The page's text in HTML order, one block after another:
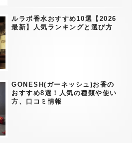
ルラボ香水おすすめ10選【2026
最新】人気ランキングと選び方
GONESH(ガーネッシュ)お香の
おすすめ8選！人気の種類や使い
方、口コミ情報